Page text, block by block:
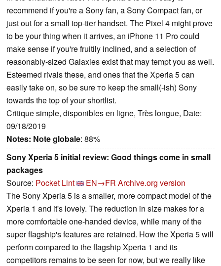
recommend if you're a Sony fan, a Sony Compact fan, or
just out for a small top-tier handset. The Pixel 4 might prove
to be your thing when it arrives, an iPhone 11 Pro could
make sense if you're fruitily inclined, and a selection of
reasonably-sized Galaxies exist that may tempt you as well.
Esteemed rivals these, and ones that the Xperia 5 can
easily take on, so be sure то keep the small(-ish) Sony
towards the top of your shortlist.
Critique simple, disponibles en ligne, Très longue, Date:
09/18/2019
Notes: Note globale: 88%
Sony Xperia 5 initial review: Good things come in small
packages
Source: Pocket Lint EN→FR Archive.org version
The Sony Xperia 5 is a smaller, more compact model of the
Xperia 1 and it's lovely. The reduction in size makes for a
more comfortable one-handed device, while many of the
super flagship's features are retained. How the Xperia 5 will
perform compared to the flagship Xperia 1 and its
competitors remains to be seen for now, but we really like